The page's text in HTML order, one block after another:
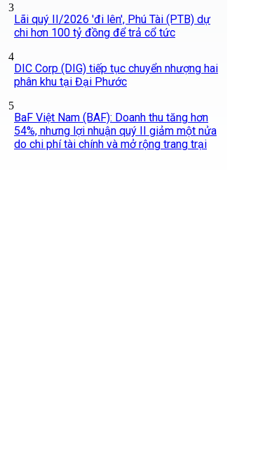
3
Lãi quý II/2026 'đi lên', Phú Tài (PTB) dự
chi hơn 100 tỷ đồng để trả cổ tức
4
DIC Corp (DIG) tiếp tục chuyển nhượng hai
phân khu tại Đại Phước
5
BaF Việt Nam (BAF): Doanh thu tăng hơn
54%, nhưng lợi nhuận quý II giảm một nửa
do chi phí tài chính và mở rộng trang trại